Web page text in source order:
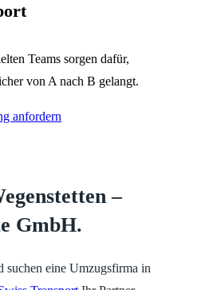
Teams sorgen dafür,
von A nach B gelangt.
anfordern
–
GmbH.
suchen eine Umzugsfirma in